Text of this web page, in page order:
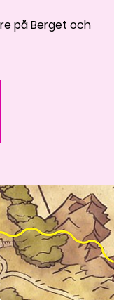
på Berget och